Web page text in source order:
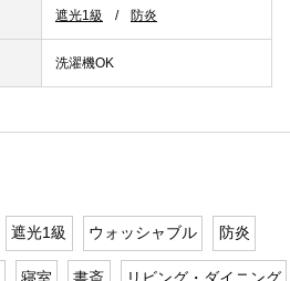
遮光1級 防炎
洗濯機OK
遮光1級 ウォッシャブル 防炎